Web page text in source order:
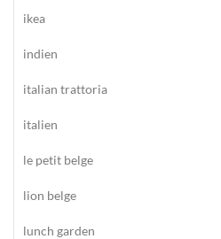
ikea
indien
italian trattoria
italien
le petit belge
lion belge
lunch garden